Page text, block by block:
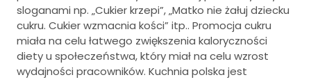
sloganami np. „Cukier krzepi”, „Matko nie żałuj dziecku
cukru. Cukier wzmacnia kości” itp.. Promocja cukru
miała na celu łatwego zwiększenia kaloryczności
diety u społeczeństwa, który miał na celu wzrost
wydajności pracowników. Kuchnia polska jest